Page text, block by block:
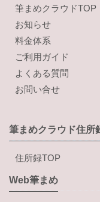
筆まめクラウドTOP
お知らせ
料金体系
ご利用ガイド
よくある質問
お問い合せ
筆まめクラウド住所
住所録TOP
Web筆まめ